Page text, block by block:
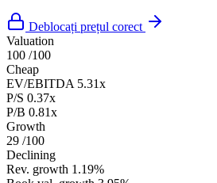
Deblocați prețul corect
Valuation
100 /100
Cheap
EV/EBITDA 5.31x
P/S 0.37x
P/B 0.81x
Growth
29 /100
Declining
Rev. growth 1.19%